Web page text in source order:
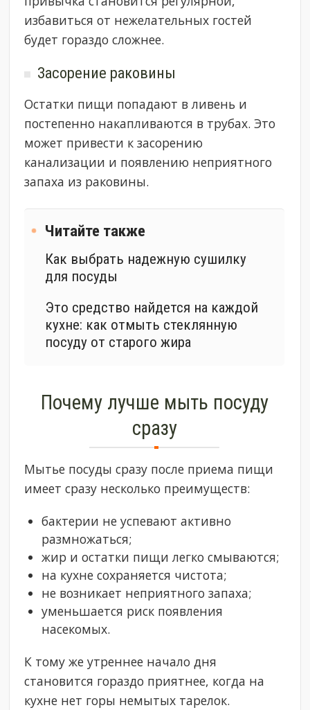
избавиться от нежелательных гостей
будет гораздо сложнее.
Засорение раковины
Остатки пищи попадают в ливень и
постепенно накапливаются в трубах. Это
может привести к засорению
канализации и появлению неприятного
запаха из раковины.
Читайте также
Как выбрать надежную сушилку
для посуды
Это средство найдется на каждой
кухне: как отмыть стеклянную
посуду от старого жира
Почему лучше мыть посуду
сразу
Мытье посуды сразу после приема пищи
имеет сразу несколько преимуществ:
бактерии не успевают активно
размножаться;
жир и остатки пищи легко смываются;
на кухне сохраняется чистота;
не возникает неприятного запаха;
уменьшается риск появления
насекомых.
К тому же утреннее начало дня
становится гораздо приятнее, когда на
кухне нет горы немытых тарелок.